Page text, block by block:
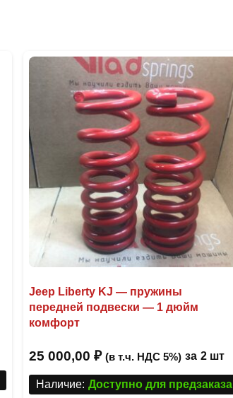
Jeep Liberty KJ — пружины
передней подвески — 1 дюйм
комфорт
25 000,00₽ (в т.ч. НДС 5%) за 2 шт
Наличие: Доступно для предзаказа